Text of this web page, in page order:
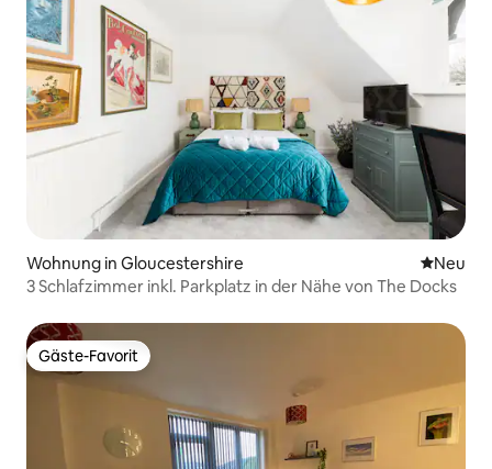
Wohnung in Gloucestershire Neue
Neu
3 Schlafzimmer inkl. Parkplatz in der Nähe von The Docks
Gäste-Favorit
Gäste-Favorit